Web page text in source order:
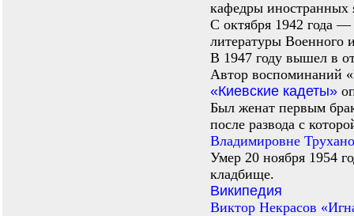
кафедры иностранных
С октября 1942 года —
литературы Военного
В 1947 году вышел в
Автор воспоминаний
«Киевские кадеты»
Был женат первым
после развода с
Владимировне
Умер 20 ноября 1954
кладбище.
Википедия
Виктор Некрасов